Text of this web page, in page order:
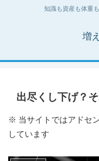
知識も資産も体重
増
出尽くし下げ？
※ 当サイトではアドセ
しています